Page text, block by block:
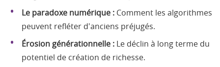
Le paradoxe numérique : Comment les algorithmes
peuvent refléter d'anciens préjugés.
Érosion générationnelle : Le déclin à long terme du
potentiel de création de richesse.